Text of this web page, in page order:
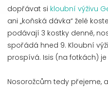
dopřávat si kloubní výživu
ani „koňská dávka“ želé
podávají 3 kostky denně,
spořádá hned 9. Kloubní
prospívá. Isis (na fotkách)
Nosorožcům tedy přejeme,